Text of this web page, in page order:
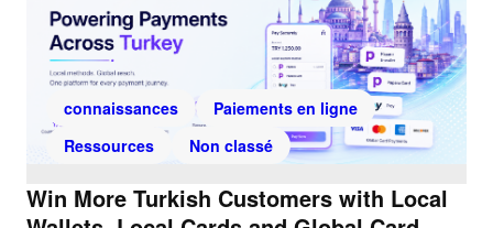
connaissances
Paiements en ligne
Ressources
Non classé
Win More Turkish Customers with Local